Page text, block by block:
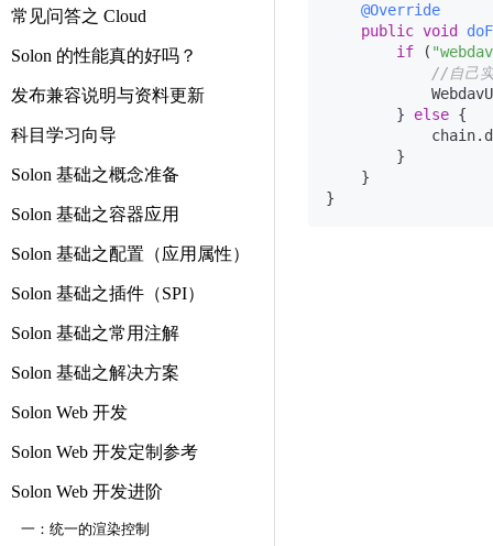
常见问答之 Cloud
Solon 的性能真的好吗？
发布兼容说明与资料更新
科目学习向导
Solon 基础之概念准备
Solon 基础之容器应用
Solon 基础之配置（应用属性）
Solon 基础之插件（SPI）
Solon 基础之常用注解
Solon 基础之解决方案
Solon Web 开发
Solon Web 开发定制参考
Solon Web 开发进阶
一：统一的渲染控制
@Override
public void
if (
//自己
        }
else {
        }
    }